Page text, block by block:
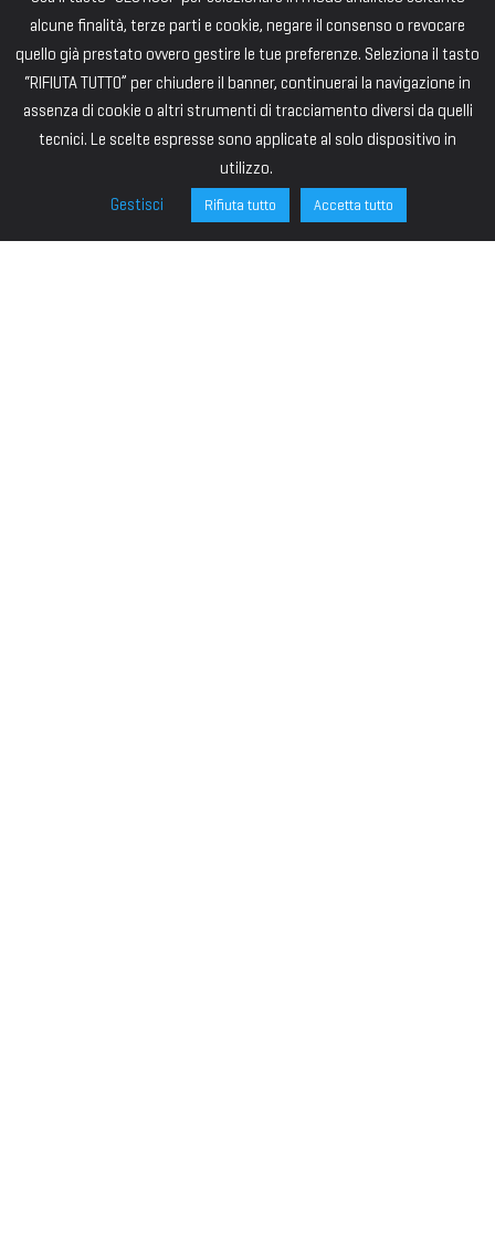
alcune finalità, terze parti e cookie, negare il consenso o revocare
quello già prestato ovvero gestire le tue preferenze. Seleziona il tasto
“RIFIUTA TUTTO” per chiudere il banner, continuerai la navigazione in
assenza di cookie o altri strumenti di tracciamento diversi da quelli
tecnici. Le scelte espresse sono applicate al solo dispositivo in
utilizzo.
Gestisci
Rifiuta tutto Accetta tutto